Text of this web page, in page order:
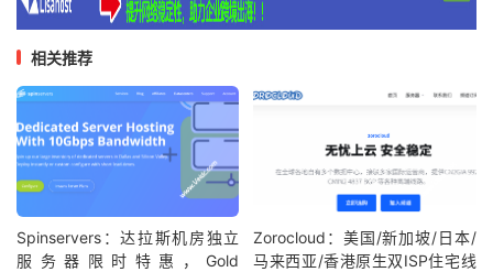
相关推荐
Spinservers：达拉斯机房独立
服务器限时特惠，Gold
Zorocloud：美国/新加坡/日本/
马来西亚/香港原生双ISP住宅线